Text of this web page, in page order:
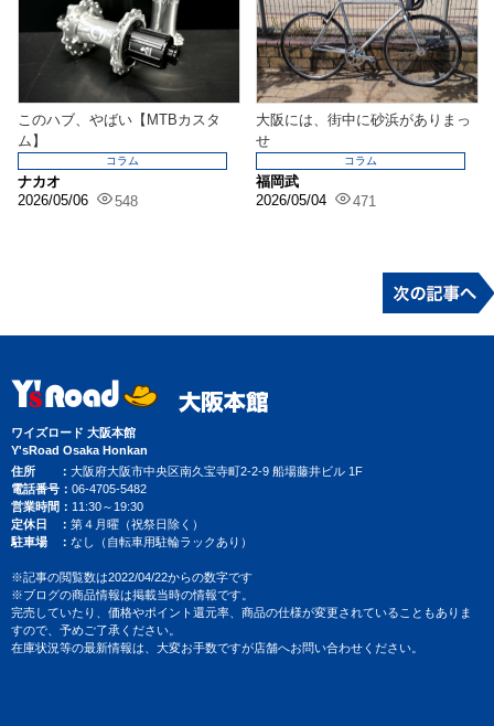
このハブ、やばい【MTBカスタ
ム】
ナカオ
2026/05/06
548
コラム
大阪には、街中に砂浜がありまっ
せ
福岡武
2026/05/04
471
コラム
ワイズロード 大阪本館
Y'sRoad Osaka Honkan
住所
大阪府大阪市中央区南久宝寺町2-2-9 船場藤井ビル 1F
電話番号
06-4705-5482
営業時間
11:30～19:30
定休日
第４月曜（祝祭日除く）
駐車場
なし（自転車用駐輪ラックあり）
※記事の閲覧数は2022/04/22からの数字です
※ブログの商品情報は掲載当時の情報です。
完売していたり、価格やポイント還元率、商品の仕様が変更されていることもありま
すので、予めご了承ください。
在庫状況等の最新情報は、大変お手数ですが店舗へお問い合わせください。